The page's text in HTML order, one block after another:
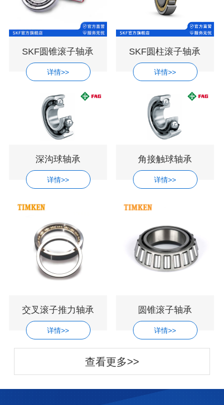
SKF圆锥滚子轴承
详情>>
SKF圆柱滚子轴承
详情>>
深沟球轴承
详情>>
角接触球轴承
详情>>
交叉滚子推力轴承
详情>>
圆锥滚子轴承
详情>>
查看更多>>